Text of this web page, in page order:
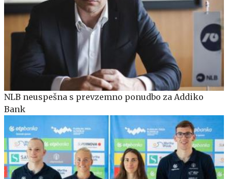
NLB neuspešna s prevzemno ponudbo za Addiko
Bank